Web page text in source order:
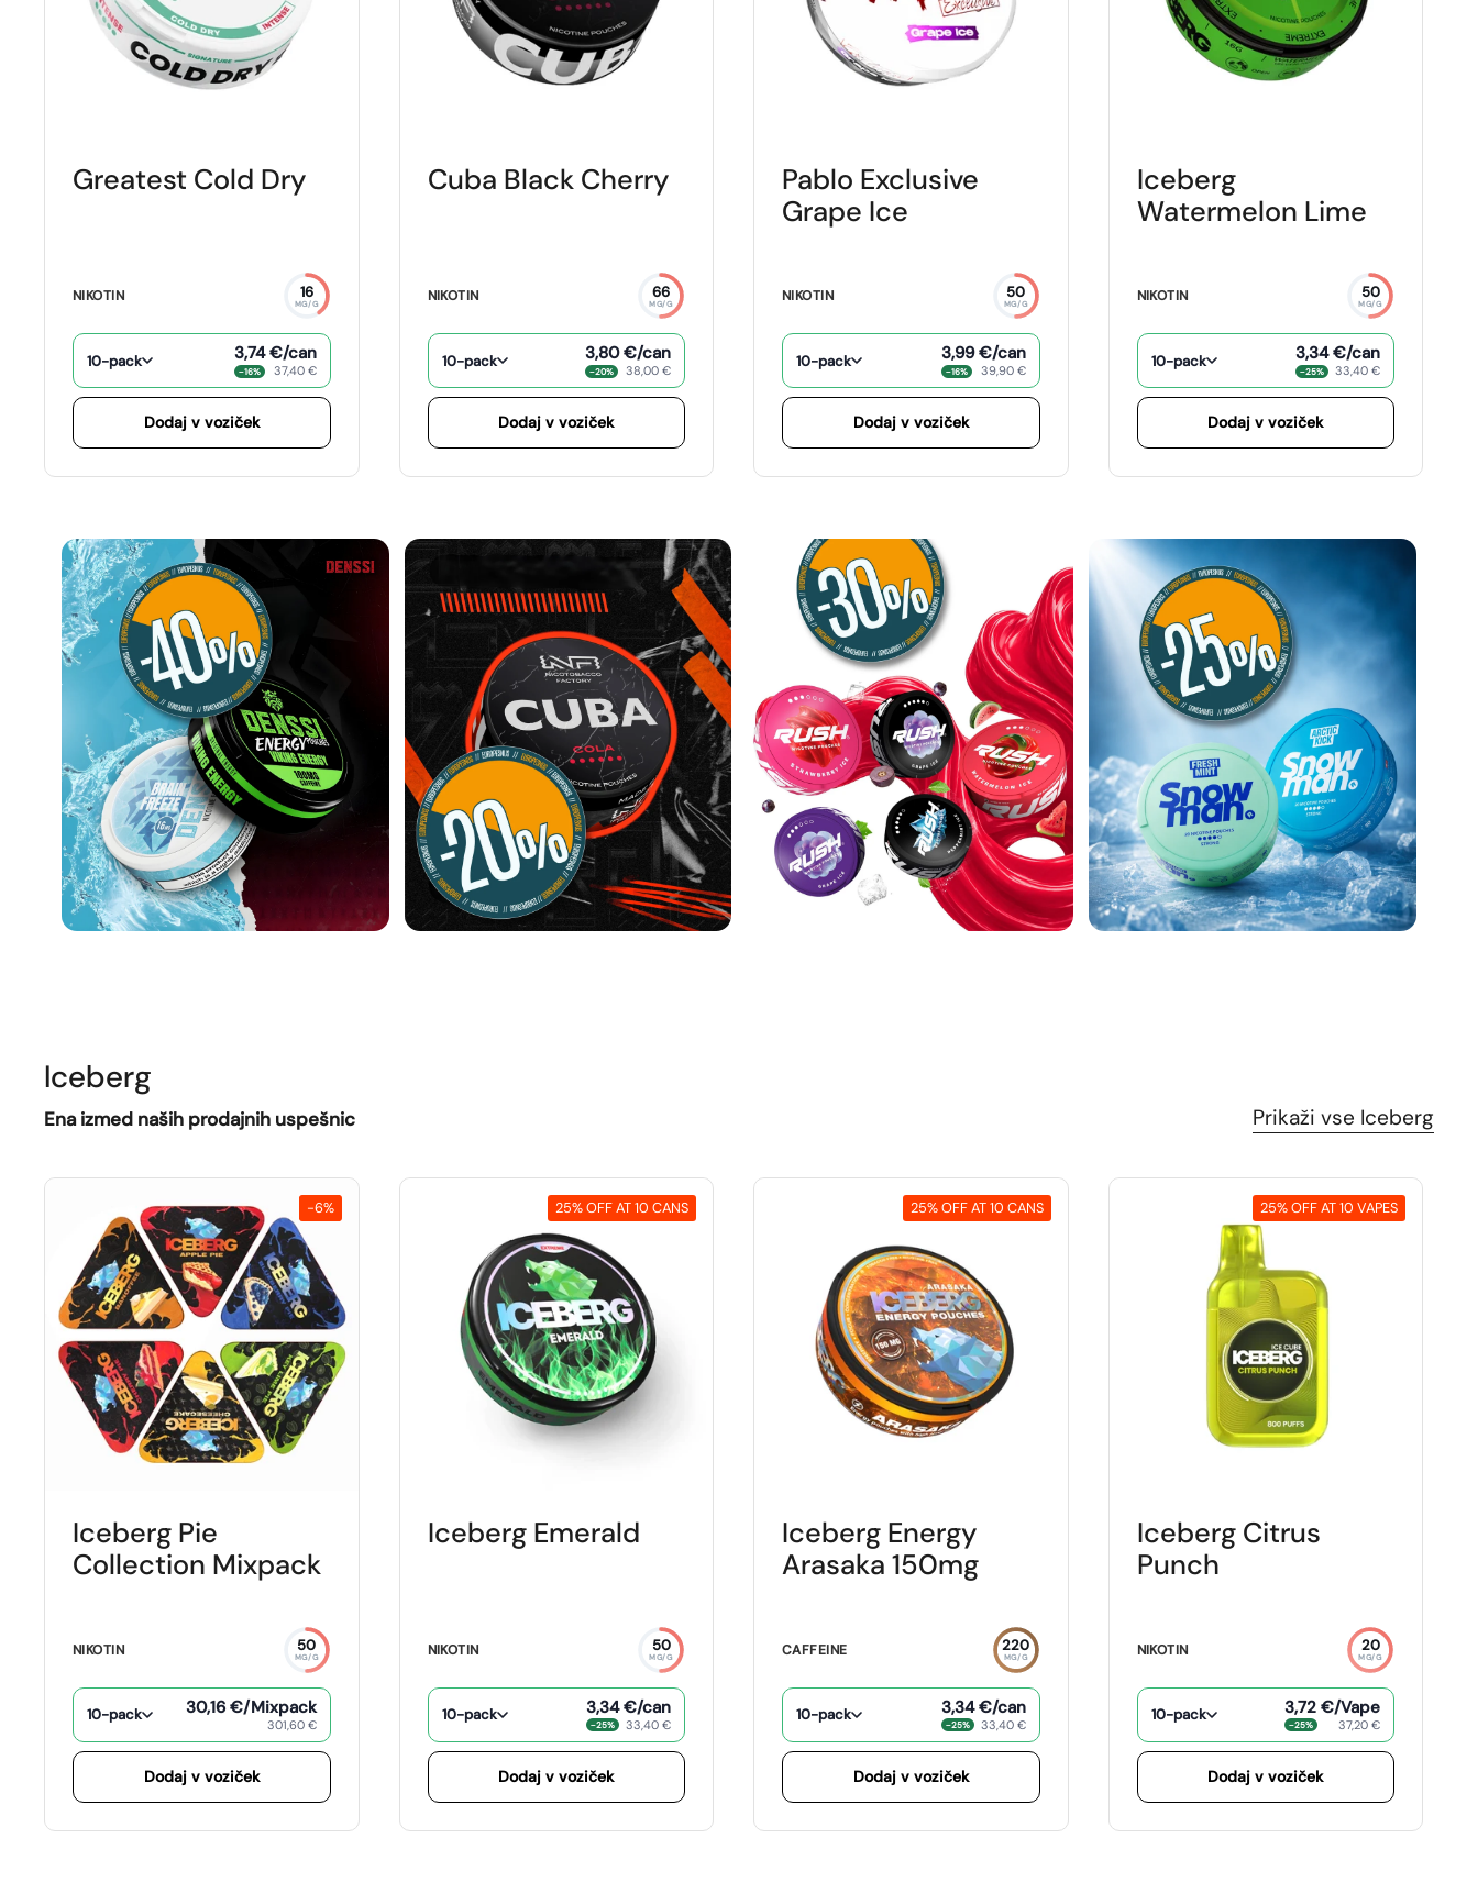
Greatest Cold Dry
NIKOTIN 16
MG/G
10-pack 3,74 €/can
−16% 37,40 €
Dodaj v voziček
Cuba Black Cherry
NIKOTIN 66
MG/G
10-pack 3,80 €/can
−20% 38,00 €
Dodaj v voziček
Pablo Exclusive
Grape Ice
NIKOTIN 50
MG/G
10-pack 3,99 €/can
−16% 39,90 €
Dodaj v voziček
Iceberg
Watermelon Lime
NIKOTIN 50
MG/G
10-pack 3,34 €/can
−25% 33,40 €
Dodaj v voziček
Iceberg
Ena izmed naših prodajnih uspešnic Prikaži vse Iceberg
Iceberg Pie
Collection Mixpack
NIKOTIN 50
MG/G
10-pack 30,16 €/Mixpack
301,60 €
Dodaj v voziček
-6%
Iceberg Emerald
NIKOTIN 50
MG/G
10-pack 3,34 €/can
−25% 33,40 €
Dodaj v voziček
25% OFF AT 10 CANS
Iceberg Energy
Arasaka 150mg
CAFFEINE 220
MG/G
10-pack 3,34 €/can
−25% 33,40 €
Dodaj v voziček
25% OFF AT 10 CANS
Iceberg Citrus
Punch
NIKOTIN 20
MG/G
10-pack 3,72 €/Vape
−25% 37,20 €
Dodaj v voziček
25% OFF AT 10 VAPES